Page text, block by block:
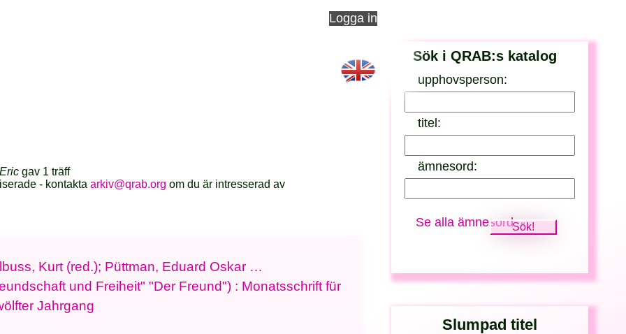
Logga in
Sök i QRAB:s katalog
upphovsperson:
titel:
ämnesord:
Se alla ämnesord
Slumpad titel
gav 1 träff
- kontaktaarkiv@qrab.org om du är intresserad av
Kurt (red.); Püttman, Eduard Oskar …
und Freiheit" "Der Freund") : Monatsschrift für
Jahrgang